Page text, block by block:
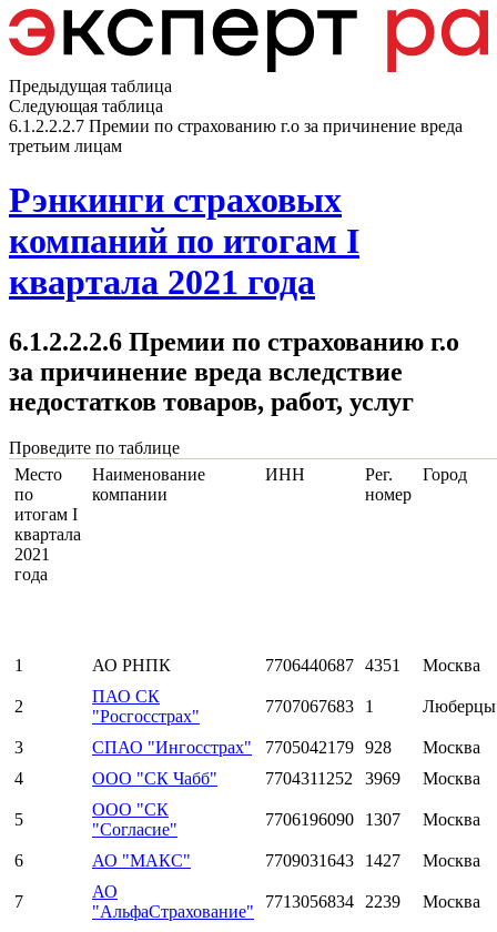
Предыдущая таблица
Следующая таблица
6.1.2.2.2.7 Премии по страхованию г.о за причинение вреда
третьим лицам
Рэнкинги страховых
компаний по итогам I
квартала 2021 года
6.1.2.2.2.6 Премии по страхованию г.о
за причинение вреда вследствие
недостатков товаров, работ, услуг
Проведите по таблице
Место
по
итогам I
квартала
2021
года
Наименование
компании
ИНН
Рег.
номер
Город
1 АО РНПК 7706440687 4351 Москва
2
ПАО СК
"Росгосстрах"
7707067683 1 Люберцы
3 СПАО "Ингосстрах" 7705042179 928
Москва
4
ООО "СК Чабб" 7704311252 3969 Москва
5
ООО "СК
"Согласие"
7706196090 1307 Москва
6 АО "МАКС" 7709031643 1427 Москва
7
АО
"АльфаСтрахование"
7713056834 2239 Москва